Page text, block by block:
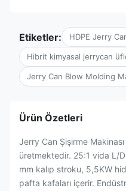
Etiketler: HDPE Jerry
Hibrit kimyasal jerrycan
Jerry Can Blow Molding
Ürün Özetleri
Jerry Can Şişirme
üretmektedir. 25:1 vida L/
mm kalıp stroku, 5,5KW
pafta kafaları içerir.